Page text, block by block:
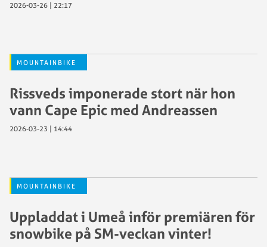
2026-03-26 | 22:17
MOUNTAINBIKE
Rissveds imponerade stort när hon
vann Cape Epic med Andreassen
2026-03-23 | 14:44
MOUNTAINBIKE
Uppladdat i Umeå inför premiären för
snowbike på SM-veckan vinter!